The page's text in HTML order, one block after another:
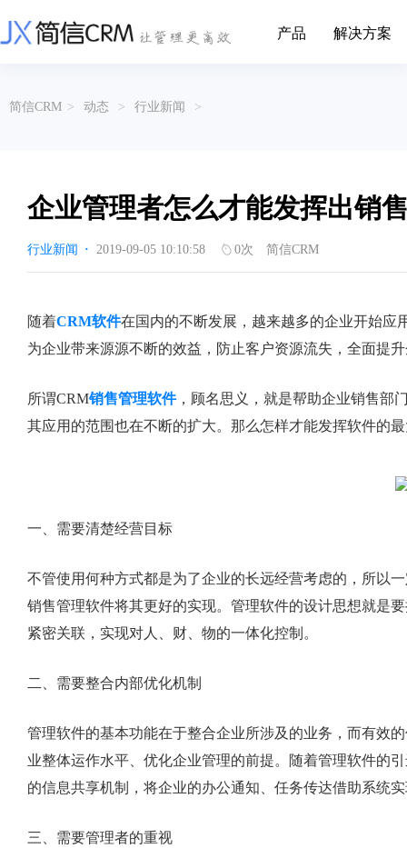
产品
营销云
从营销获客到商机转化的全流程管理
渠道云
融合分公司、经销商、总部伙伴管理
涵盖多种售前/后服务元素功能和接入
解决方案
挖现有客户价值以及开发更多新...
的现代化管理
传媒企业自身由于数字化传媒的发
展，对其内部控制建设和完善也是...
进装修行业往
互联网等相关信息技术的发展是支撑
互联网金融模式发展的基石，给...
通过数字化方
享受个性化的
帮助文档
以CRM产品为基础的功能点
关于简信
免责声明
简信CRM > 动态 > 行业新闻 >
企业管理者怎么才能发挥出销
行业新闻 · 2019-09-05 10:10:58 0次 简信CRM
随着CRM软件在国内的不断发展，越来越多的企业开始应
为企业带来源源不断的效益，防止客户资源流失，全面提
所谓CRM销售管理软件，顾名思义，就是帮助企业销售部
其应用的范围也在不断的扩大。那么怎样才能发挥软件的
一、需要清楚经营目标
不管使用何种方式都是为了企业的长远经营考虑的，所以
销售管理软件将其更好的实现。管理软件的设计思想就是
紧密关联，实现对人、财、物的一体化控制。
二、需要整合内部优化机制
管理软件的基本功能在于整合企业所涉及的业务，而有效
业整体运作水平、优化企业管理的前提。随着管理软件的
的信息共享机制，将企业的办公通知、任务传达借助系统
三、需要管理者的重视